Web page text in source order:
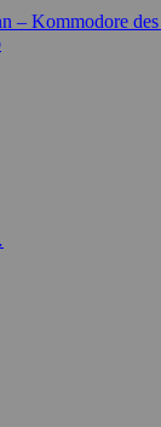
– Kommodore